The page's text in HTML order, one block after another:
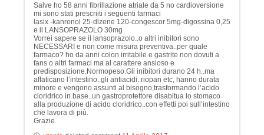
Salve ho 58 anni fibrillazione atriale da 5 no cardioversione
mi sono stati prescriiti i seguenti farmaci
lasix -kanrenol 25-dlzene 120-congescor 5mg-digossina 0,25
e il LANSOPRAZOLO 30mg
Vorrei sapere se il lansoprazolo..o altri inibitori sono
NECESSARI e non come misura preventiva..per quale
farmaco? ho da anni colon irritabile e gastrite non dovuti a
fans o altri farmaci ma al carattere ansioso e
predisposizione.Normopeso.Gli inibitori durano 24 h..ma
affaticano l’intestino..gli antiacidi..riopan etc, hanno durata
minore e vengono assunti al bisogno,trasformando l’acido
cloridrico in base..un gastroprotettore disabitua lo stomaco
alla produzione di acido cloridrico..con effetti poi sull’intestino
che lavora di più.
Grazie.